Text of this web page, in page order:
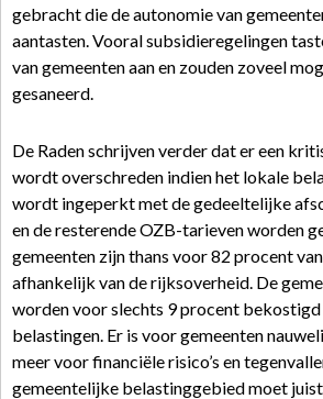
gebracht die de autonomie van
aantasten. Vooral subsidieregelingen
van gemeenten aan en zouden zoveel
gesaneerd.
De Raden schrijven verder dat er een
wordt overschreden indien het lokale
wordt ingeperkt met de gedeeltelijke
en de resterende OZB-tarieven worden
gemeenten zijn thans voor 82 procent
afhankelijk van de rijksoverheid. De
worden voor slechts 9 procent
belastingen. Er is voor gemeenten
meer voor financiële risico’s en
gemeentelijke belastinggebied moet